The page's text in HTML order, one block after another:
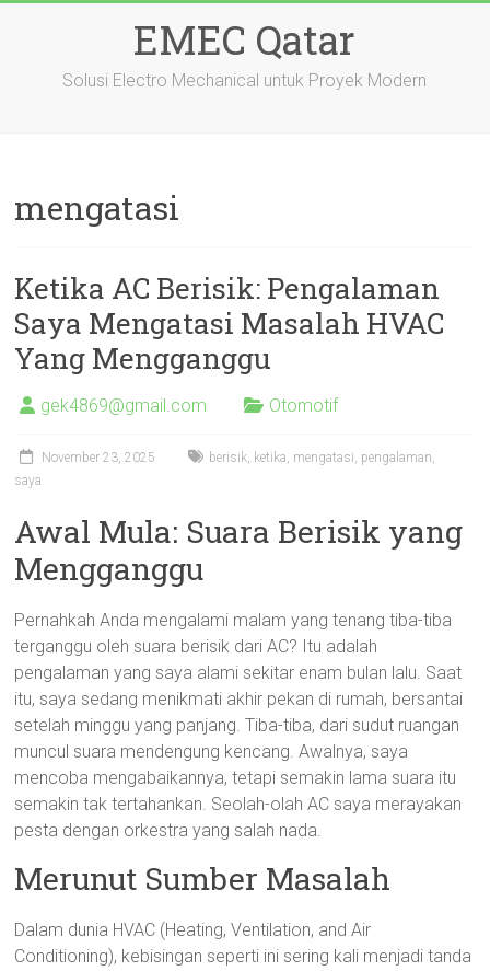
EMEC Qatar
Solusi Electro Mechanical untuk Proyek Modern
mengatasi
Ketika AC Berisik: Pengalaman
Saya Mengatasi Masalah HVAC
Yang Mengganggu
gek4869@gmail.com Otomotif
November 23, 2025 berisik, ketika, mengatasi, pengalaman,
saya
Awal Mula: Suara Berisik yang
Mengganggu
Pernahkah Anda mengalami malam yang tenang tiba-tiba
terganggu oleh suara berisik dari AC? Itu adalah
pengalaman yang saya alami sekitar enam bulan lalu. Saat
itu, saya sedang menikmati akhir pekan di rumah, bersantai
setelah minggu yang panjang. Tiba-tiba, dari sudut ruangan
muncul suara mendengung kencang. Awalnya, saya
mencoba mengabaikannya, tetapi semakin lama suara itu
semakin tak tertahankan. Seolah-olah AC saya merayakan
pesta dengan orkestra yang salah nada.
Merunut Sumber Masalah
Dalam dunia HVAC (Heating, Ventilation, and Air
Conditioning), kebisingan seperti ini sering kali menjadi tanda